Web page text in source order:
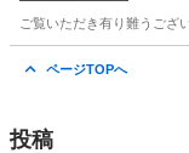
ご覧いただき有り難うご
ページTOPへ
投稿